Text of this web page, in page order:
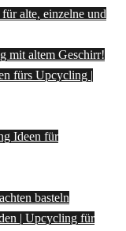
alte, einzelne und
mit altem Geschirr!
fürs Upcycling |
Ideen für
basteln
| Upcycling für